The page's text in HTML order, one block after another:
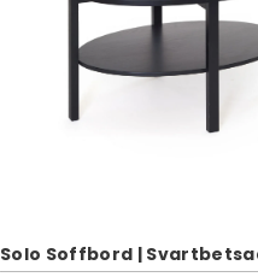
Solo Soffbord |